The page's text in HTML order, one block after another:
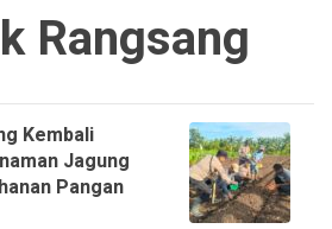
Rangsang
Kembali
Jagung
Pangan